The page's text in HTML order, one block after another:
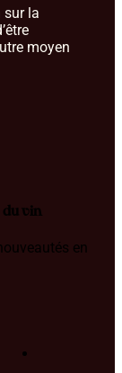
sur la
moyen
du vin
en